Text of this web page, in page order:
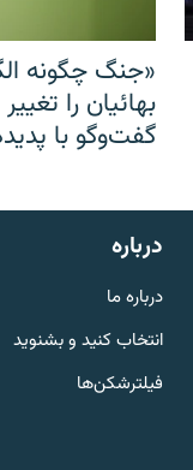
«جنگ چگونه
بهائیان را
گفت‌وگو با
درباره
درباره ما
انتخاب کنید و بشنوید
فیلترشکن‌ها